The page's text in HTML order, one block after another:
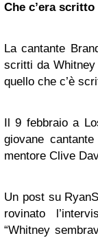
Che c’era
La cantante
scritti da
quello che c’è
Il 9 febbraio a
giovane
mentore Clive
Un post su
rovinato
“Whitney